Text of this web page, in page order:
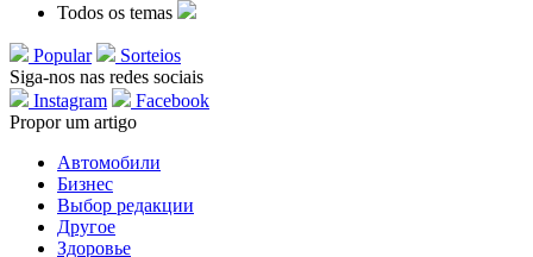
Todos os temas
Popular
Sorteios
Siga-nos nas redes sociais
Instagram
Facebook
Propor um artigo
Автомобили
Бизнес
Выбор редакции
Другое
Здоровье